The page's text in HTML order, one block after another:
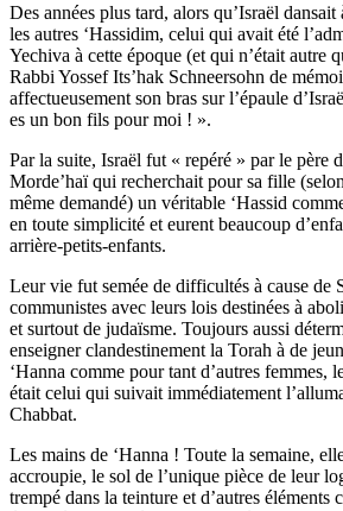
Des années plus tard, alors qu’Israël dansait
les autres ‘Hassidim, celui qui avait été
Yechiva à cette époque (et qui n’était autre
Rabbi Yossef Its’hak Schneersohn de
affectueusement son bras sur l’épaule
es un bon fils pour moi ! ».
Par la suite, Israël fut « repéré » par le père
Morde’haï qui recherchait pour sa fille
même demandé) un véritable ‘Hassid
en toute simplicité et eurent beaucoup
arrière-petits-enfants.
Leur vie fut semée de difficultés à cause de
communistes avec leurs lois destinées à
et surtout de judaïsme. Toujours aussi
enseigner clandestinement la Torah à de
‘Hanna comme pour tant d’autres femmes,
était celui qui suivait immédiatement
Chabbat.
Les mains de ‘Hanna ! Toute la semaine,
accroupie, le sol de l’unique pièce de leur
trempé dans la teinture et d’autres éléments